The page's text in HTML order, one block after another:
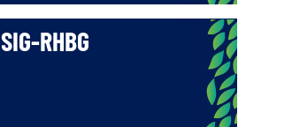
SIG-RHBG